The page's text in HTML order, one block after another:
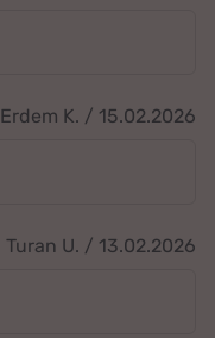
Erdem K. / 15.02.2026
Turan U. / 13.02.2026